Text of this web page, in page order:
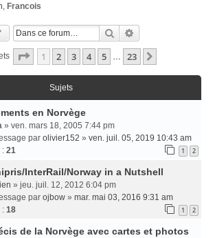
, Francois
Rechercher
Page 1Sur
1 2 3 4 5 … 23
Sujets
en Norvège
» ven. mars 18, 2005 7:44 pm
par olivier152 » ven. juil. 05, 2019 10:43 am
: 21 1 2
InterRail/Norway in a Nutshell
» jeu. juil. 12, 2012 6:04 pm
par ojbow » mar. mai 03, 2016 9:31 am
: 18 1 2
de la Norvège avec cartes et photos